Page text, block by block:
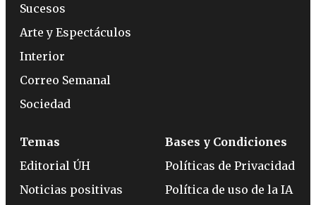
Sucesos
Arte y Espectáculos
Interior
Correo Semanal
Sociedad
Temas
Editorial ÚH
Noticias positivas
Bases y Condiciones
Políticas de Privacidad
Política de uso de la IA